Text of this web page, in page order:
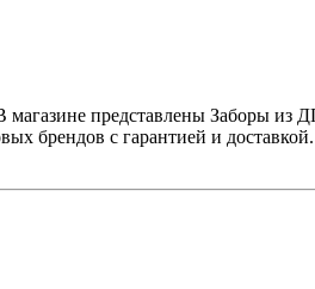
представлены Заборы из
брендов с гарантией и